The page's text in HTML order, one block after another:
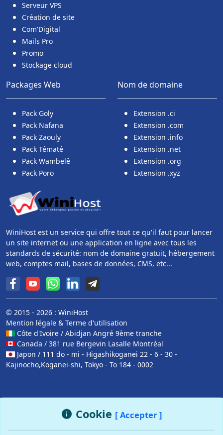
Serveur VPS
Création de site
Com'Digital
Mails Pro
Promo
Stockage cloud
Packages Web
Pack Goly
Pack Nafana
Pack Zaouly
Pack Tématé
Pack Wambelê
Pack Poro
Nom de domaine
Extension .ci
Extension .com
Extension .info
Extension .net
Extension .org
Extension .xyz
WiniHost est un service qui offre tout ce qu'il faut pour lancer
un site internet ou une application en ligne avec tous les
standards de sécurité: nom de domaine gratuit, hébergement
web, comptes mail, bases de données, CMS, etc...
© 2015 - 2026 : WiniHost
Mention légale & Terme d'utilisation
Côte d'Ivoire / Abidjan Angré 9ème tranche
Canada / 381 rue Bergevin Lasalle Montréal
Japon / 111 do - mi - Higashikoganei 22 - 6 - 30 -
Kajinocho,Koganei-shi, Tokyo - To 184 - 0002
Cookie [ Accepter ]